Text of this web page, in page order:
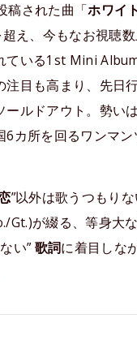
稿された曲「ホワイ
え、今もなお視聴数
ている1st Mini
注目も高まり、先日
ールドアウト。勢い
6カ所を回るワンマ
”以外は歌うつもり
Gt.)が綴る、等身大
い”歌詞に着目しな